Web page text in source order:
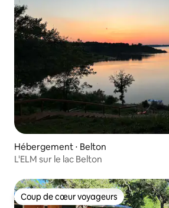
Hébergement ⋅ Belton
L'ELM sur le lac Belton
Coup de cœur voyageurs
Coup de cœur voyageurs